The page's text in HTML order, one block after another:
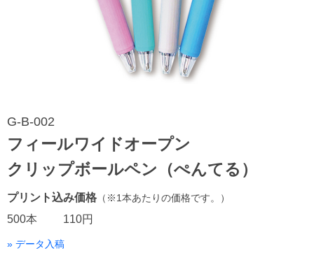
G-B-002
フィールワイドオープン
クリップボールペン（ぺんてる）
プリント込み価格 （※1本あたりの価格です。）
500本 110円
» データ入稿